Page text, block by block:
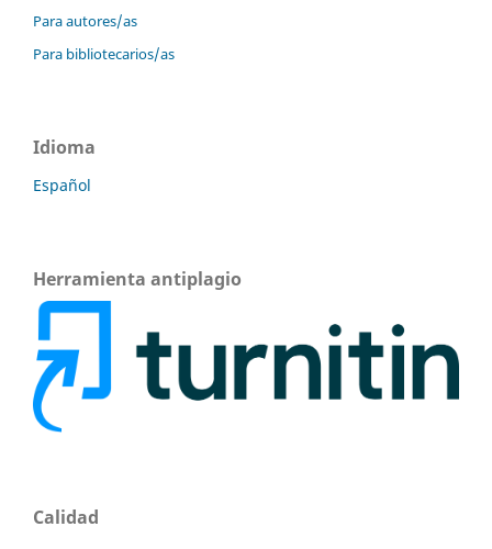
Para autores/as
Para bibliotecarios/as
Idioma
Español
Herramienta antiplagio
Calidad